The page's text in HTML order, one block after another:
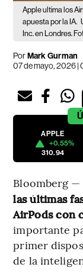
Apple ultima los
apuesta por la IA.
Inc. en Londres.
PorMark Gurman
07 de mayo, 2026 |
APPLE
+0.55%
310.94
Bloomberg —
las últimas
AirPods con
importante
primer
de la